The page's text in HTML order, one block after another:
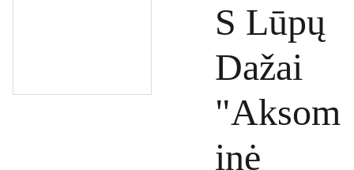
S Lūpų
Dažai
"Aksom
inė